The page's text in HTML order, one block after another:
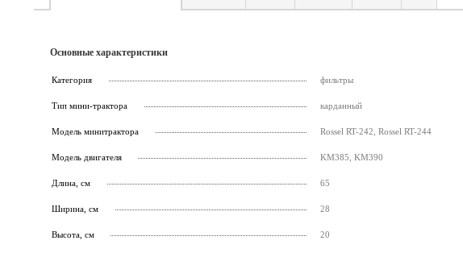
Основные характеристики
Категория фильтры
Тип мини-трактора карданный
Модель минитрактора Rossel RT-242, Rossel RT-244
Модель двигателя KM385, KM390
Длина, см 65
Ширина, см 28
Высота, см 20